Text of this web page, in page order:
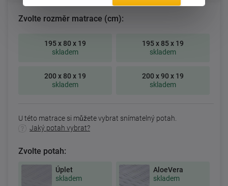
Zvolte rozměr matrace (cm):
195 x 80 x 19
skladem
195 x 85 x 19
skladem
200 x 80 x 19
skladem
200 x 90 x 19
skladem
U této matrace si můžete vybrat snímatelný potah.
Jaký potah vybrat?
Zvolte potah:
Úplet
skladem
AloeVera
skladem